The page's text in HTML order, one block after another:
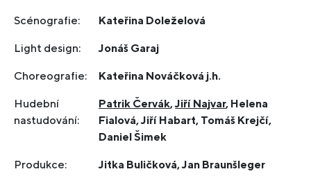
Scénografie: Kateřina Doleželová
Light design: Jonáš Garaj
Choreografie: Kateřina Nováčková j.h.
Hudební
nastudování:
Patrik Červák,Jiří Najvar, Helena
Fialová, Jiří Habart, Tomáš Krejčí,
Daniel Šimek
Produkce: Jitka Buličková, Jan Braunšleger